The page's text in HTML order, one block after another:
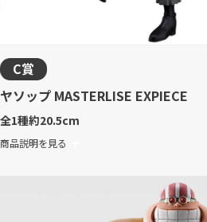
C賞
ヤソップ MASTERLISE EXPIECE
全1種約20.5cm
商品説明を見る